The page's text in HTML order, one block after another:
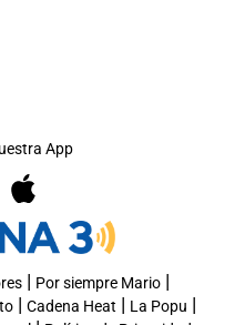
App
| Por siempre Mario|
| Cadena Heat | La Popu |